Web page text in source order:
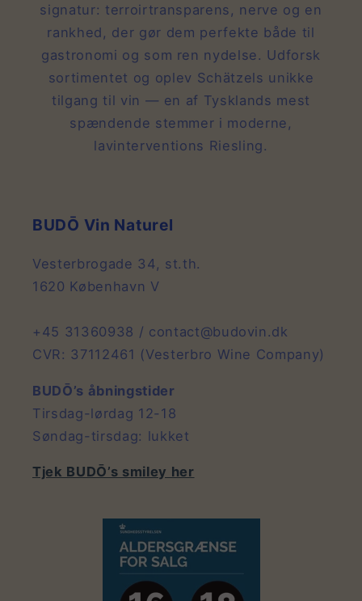
signatur: terroirtransparens, nerve og en
rankhed, der gør dem perfekte både til
gastronomi og som ren nydelse. Udforsk
sortimentet og oplev Schätzels unikke
tilgang til vin — en af Tysklands mest
spændende stemmer i moderne,
lavinterventions Riesling.
BUDŌ Vin Naturel
Vesterbrogade 34, st.th.
1620 København V
+45 31360938 / contact@budovin.dk
CVR: 37112461 (Vesterbro Wine Company)
BUDŌ’s åbningstider
Tirsdag-lørdag 12-18
Søndag-tirsdag: lukket
Tjek BUDŌ’s smiley her